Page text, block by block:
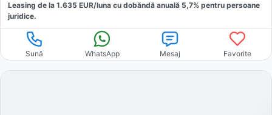
Leasing de la 1.635 EUR/luna cu dobăndă anuală 5,7% pentru persoane
juridice.
Sună WhatsApp Mesaj Favorite